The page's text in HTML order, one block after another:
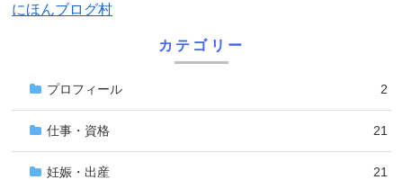
にほんブログ村
カテゴリー
プロフィール 2
仕事・資格 21
妊娠・出産 21